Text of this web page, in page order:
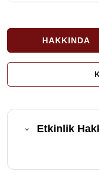
HAKKINDA
Etkinlik